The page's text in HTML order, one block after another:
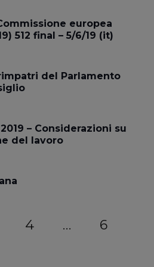
europea
512 final – 5/6/19 (it)
del Parlamento
– Considerazioni su
del lavoro
4 … 6